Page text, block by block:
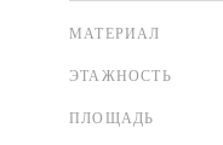
МАТЕРИАЛ
ЭТАЖНОСТЬ
ПЛОЩАДЬ